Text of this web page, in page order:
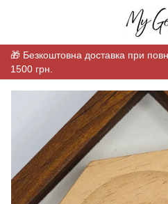
🎁 Безкоштовна доставка при
1500 грн.